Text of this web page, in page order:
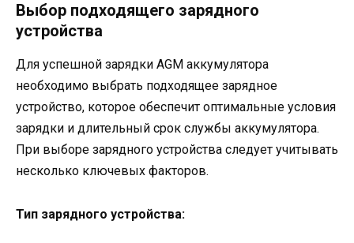
Выбор подходящего зарядного
устройства
Для успешной зарядки AGM аккумулятора
необходимо выбрать подходящее зарядное
устройство, которое обеспечит оптимальные условия
зарядки и длительный срок службы аккумулятора.
При выборе зарядного устройства следует учитывать
несколько ключевых факторов.
Тип зарядного устройства: